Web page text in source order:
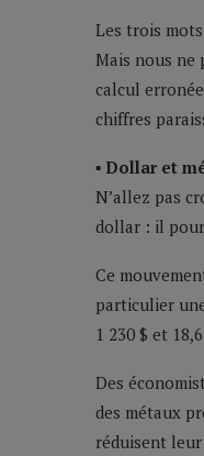
Les trois
Mais nous ne
calcul
chiffres
▪ Dollar et
N’allez pas
dollar : il
Ce
particulier
1 230 $ et
Des
des métaux
réduisent